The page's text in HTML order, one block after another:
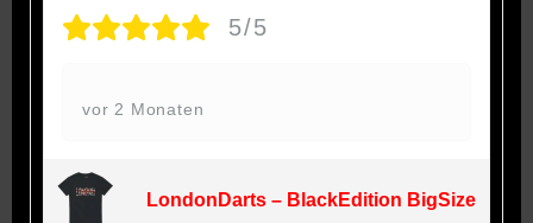
5/5
vor 2 Monaten
LondonDarts – BlackEdition BigSize